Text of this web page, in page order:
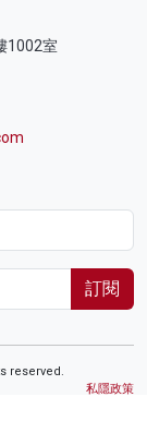
1002室
訂閱
reserved.
私隱政策